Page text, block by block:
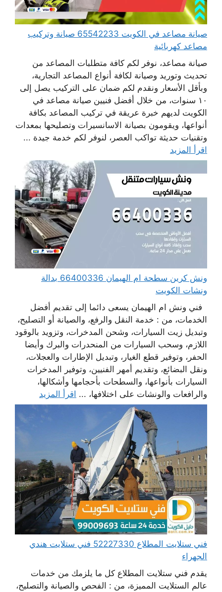
صيانة مصاعد في الكويت 65542233 صيانة وتركيب
مصاعد كهربائية
صيانة مصاعد، نوفر لكم كافة متطلبات المصاعد من
تحديث وتوريد وصيانة لكافة أنواع المصاعد التجارية،
وبأقل الأسعار ونقدم لكم ضمان على التركيب يصل إلى
١٠ سنوات، من خلال أفضل فنيين صيانة مصاعد في
الكويت لديهم خبرة عريقة في تركيب المصاعد بكافة
أنواعها، ويقومون بصيانة الاسانسيرات وتصليحها بمعدات
وتقنيات حديثة تواكب العصر، لنوفر لكم خدمة جيدة ...
اقرأ المزيد
ونش كرين سطحة ام الهيمان 66400336 بدالة
ونشات الكويت
فني ونش ام الهيمان يسعى دائما إلى تقديم أفضل
الخدمات، من : خدمة النقل والرفع، والصيانة أو التصليح،
وتبديل زيت السيارات، وشحن المدخرات، وتزويد بالوقود
اللازم، وسحب السيارات من المنحدرات والبرك وأيضا
الحفر، وتوفير قطع الغيار، وتبديل الإطارات والعجلات،
ونقل البضائع، وتقديم أمهر الفنيين، وتوفير المدخرات
السيارات بأنواعها، والسطحات بأحجامها وأشكالها،
والرافعات والونشات على اختلافها، ... اقرأ المزيد
فني ستلايت المطلاع 52227330 فني ستلايت هندي
الجهراء
يقدم فني ستلايت المطلاع كل ما يلزمك من خدمات
عالم الستلايت المميزة، من : الفحص والصيانة والتصليح،